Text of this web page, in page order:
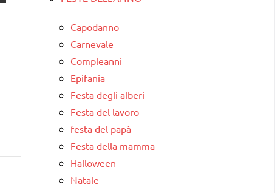
Capodanno
Carnevale
Compleanni
Epifania
Festa degli alberi
Festa del lavoro
festa del papà
Festa della mamma
Halloween
Natale